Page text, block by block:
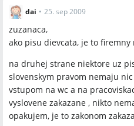
dai • 25. sep 2009
zuzanaca,
ako pisu dievcata, je to firemny
na druhej strane niektore uz
slovenskym pravom nemaju
vstupom na wc a na
vyslovene zakazane , nikto
opakujem, je to zakonom